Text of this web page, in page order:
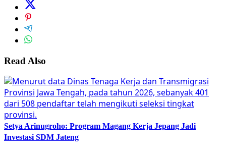
Read Also
Setya Arinugroho: Program Magang Kerja Jepang Jadi
Investasi SDM Jateng